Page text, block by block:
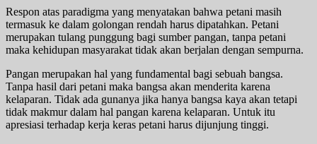
Respon atas paradigma yang menyatakan bahwa petani masih
termasuk ke dalam golongan rendah harus dipatahkan. Petani
merupakan tulang punggung bagi sumber pangan, tanpa petani
maka kehidupan masyarakat tidak akan berjalan dengan sempurna.
Pangan merupakan hal yang fundamental bagi sebuah bangsa.
Tanpa hasil dari petani maka bangsa akan menderita karena
kelaparan. Tidak ada gunanya jika hanya bangsa kaya akan tetapi
tidak makmur dalam hal pangan karena kelaparan. Untuk itu
apresiasi terhadap kerja keras petani harus dijunjung tinggi.